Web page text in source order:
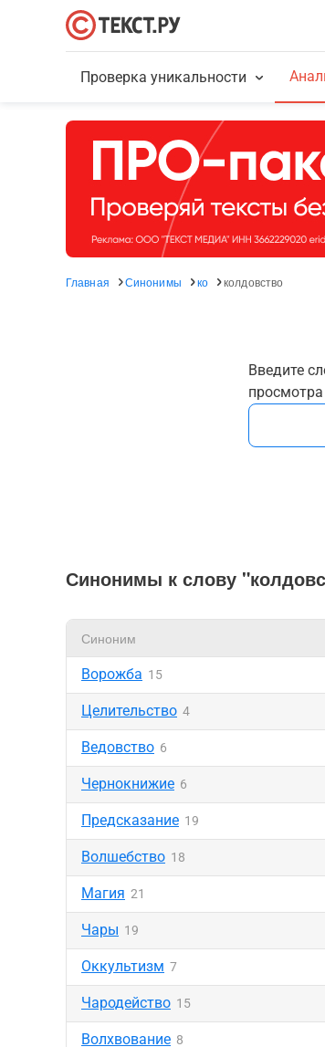
Проверка уникальности
Главная Синонимы ко колдовство
Введите
Синонимы к слову
Синоним
Ворожба 15
Целительство 4
Ведовство 6
Чернокнижие 6
Предсказание 19
Волшебство 18
Магия 21
Чары 19
Оккультизм 7
Чародейство 15
Волхвование 8